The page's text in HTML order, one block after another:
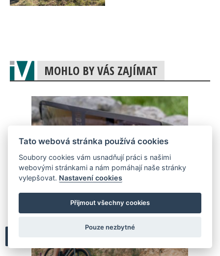
MOHLO BY VÁS ZAJÍMAT
TEST: brýle Neon Air Pro 2.0
Phototronic Plus Bronze
Tato webová stránka používá cookies
Soubory cookies vám usnadňují práci s našimi
webovými stránkami a nám pomáhají naše stránky
vylepšovat. Nastavení cookies
Přijmout všechny cookies
Pouze nezbytné